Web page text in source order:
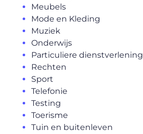
Meubels
Mode en Kleding
Muziek
Onderwijs
Particuliere dienstverlening
Rechten
Sport
Telefonie
Testing
Toerisme
Tuin en buitenleven